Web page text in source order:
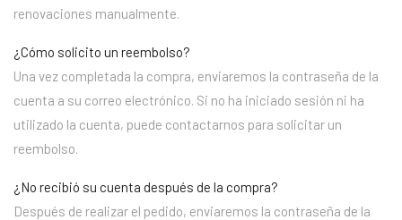
renovaciones manualmente.
¿Cómo solicito un reembolso?
Una vez completada la compra, enviaremos la contraseña de la
cuenta a su correo electrónico. Si no ha iniciado sesión ni ha
utilizado la cuenta, puede contactarnos para solicitar un
reembolso.
¿No recibió su cuenta después de la compra?
Después de realizar el pedido, enviaremos la contraseña de la